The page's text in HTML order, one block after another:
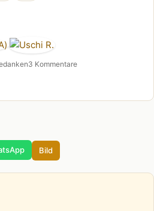
3 Kommentare
Bild